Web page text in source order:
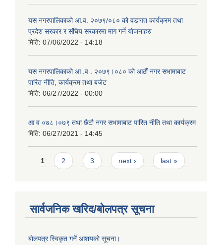
यस नगरपालिकाको आ.व. २०७९/०८० को वडागत कार्यक्रम तथा
प्रदेश सरकार र संघिय सरकारमा माग गर्ने याेजनाहरु
मिति: 07/06/2022 - 14:18
यस नगरपालिकाको आ‍ .व . २०७९।०८० को आठौं नगर सभामाबाट
पारित नीति, कार्यक्रम तथा बजेट
मिति: 06/27/2022 - 00:00
आ‍ व ०७८।०७९ तथा छैटाै नगर सभामाबाट पारित नीति तथा कार्यक्रम
मिति: 06/27/2021 - 14:45
Pages
1 2 3 next › last »
सार्वजनिक खरिद/बोलपत्र सूचना
बाेलपत्र स्विकृत गर्ने आशयकाे सूचना।